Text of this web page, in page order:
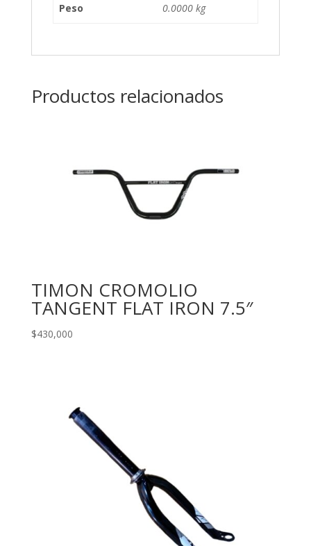
Peso 0.0000 kg
Productos relacionados
TIMON CROMOLIO
TANGENT FLAT IRON 7.5″
$430,000